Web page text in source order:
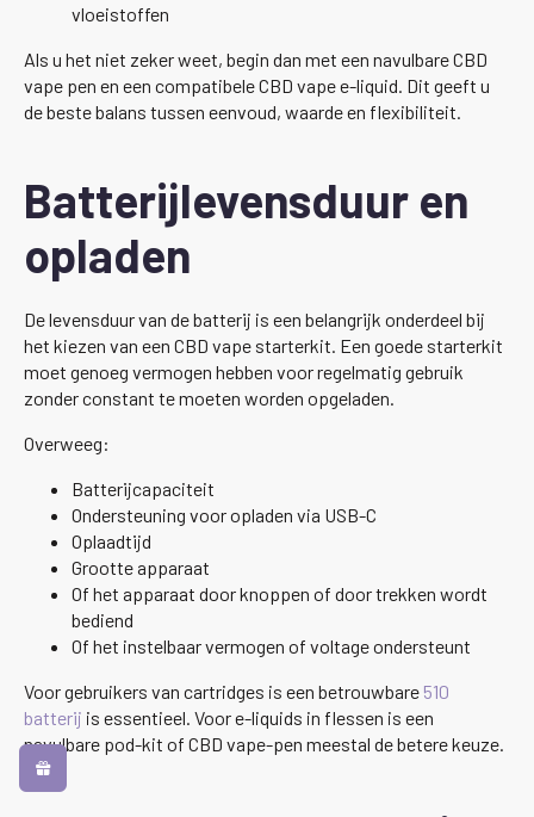
vloeistoffen
Als u het niet zeker weet, begin dan met een navulbare CBD
vape pen en een compatibele CBD vape e-liquid. Dit geeft u
de beste balans tussen eenvoud, waarde en flexibiliteit.
Batterijlevensduur en
opladen
De levensduur van de batterij is een belangrijk onderdeel bij
het kiezen van een CBD vape starterkit. Een goede starterkit
moet genoeg vermogen hebben voor regelmatig gebruik
zonder constant te moeten worden opgeladen.
Overweeg:
Batterijcapaciteit
Ondersteuning voor opladen via USB-C
Oplaadtijd
Grootte apparaat
Of het apparaat door knoppen of door trekken wordt
bediend
Of het instelbaar vermogen of voltage ondersteunt
Voor gebruikers van cartridges is een betrouwbare 510
batterij is essentieel. Voor e-liquids in flessen is een
navulbare pod-kit of CBD vape-pen meestal de betere keuze.